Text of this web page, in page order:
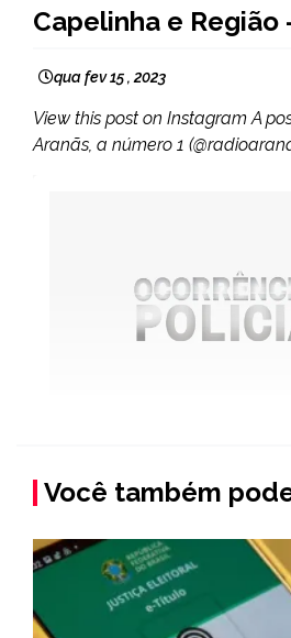
Capelinha e
qua fev 15 , 2023
View this post on Instagram A
Aranãs, a número 1
Você também